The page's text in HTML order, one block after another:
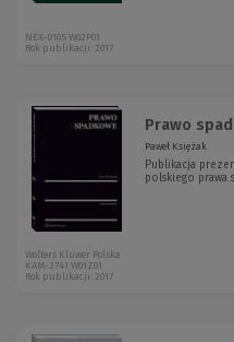
NEX-0105 W02P01
Rok publikacji: 2017
Prawo
Paweł Księżak
Publikacja
polskiego prawa
Wolters Kluwer Polska
KAM-2741 W01Z01
Rok publikacji: 2017